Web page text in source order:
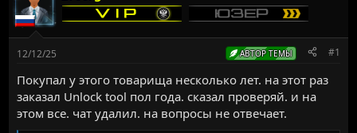
т
е
м
ы
а
ч
а
12/12/25 АВТОР ТЕМЫ #1
Покупал у этого товарища несколько лет. на этот раз
заказал Unlock tool пол года. сказал проверяй. и на
этом все. чат удалил. на вопросы не отвечает.